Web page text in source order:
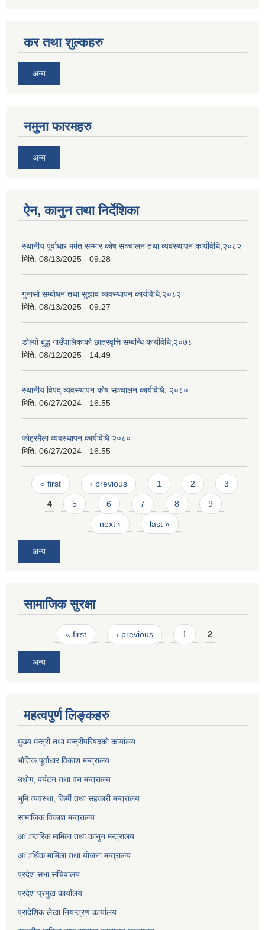
कर तथा शुल्कहरु
अन्य
नमुना फारमहरु
अन्य
ऐन, कानुन तथा निर्देशिका
स्थानीय पूर्वाधार मर्मत सम्भार कोष सञ्चालन तथा व्यवस्थापन कार्यविधि,२०८२
मिति: 08/13/2025 - 09:28
गुनासो सम्बोधन तथा सुझाव व्यवस्थापन कार्यविधि,२०८२
मिति: 08/13/2025 - 09:27
डोल्पो बुद्ध गाउँपालिकाको छात्रवृत्ति सम्बन्धि कार्यविधि,२०७८
मिति: 08/12/2025 - 14:49
स्थानीय विपद् व्यवस्थापन कोष सञ्चालन कार्यविधि, २०८०
मिति: 06/27/2024 - 16:55
फोहरमैला व्यवस्थापन कार्यविधि २०८०
मिति: 06/27/2024 - 16:55
Pages
« first ‹ previous 1 2 3
4 5 6 7 8 9
next › last »
अन्य
सामाजिक सुरक्षा
Pages« first ‹ previous 1 2
अन्य
महत्वपुर्ण लिङ्कहरु
मुख्य मन्त्री तथा मन्त्रीपरिषदकाे कार्यालय
भाैतिक पूर्वाधार विकाश मन्त्रालय
उधाेग, पर्यटन तथा वन मन्त्रालय
भुमि व्यवस्था, किर्षी तथा सहकारी मन्त्रालय
सामाजिक विकाश मन्त्रालय
अान्तरिक मामिला तथा कानुन मन्त्रालय
अार्थिक मामिला तथा याेजना मन्त्रालय
प्रदेश सभा सचिवालय
प्रदेश प्रमुख कार्यालय
प्रादेशिक लेखा नियन्त्रण कार्यालय